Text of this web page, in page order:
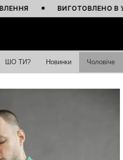
ВИГОТОВЛЕНО В УКРАЇНІ
ШО ТИ? Новинки Чоловіче